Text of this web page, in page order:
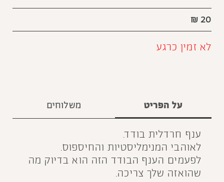
₪20
לא זמין כרגע
על הפריט משלוחים
ענף חרדלית בודד.
לאוהבי המנימליסטיות והחיספוס.
לפעמים הענף הבודד הזה הוא בדיוק מה
שהואזה שלך צריכה.